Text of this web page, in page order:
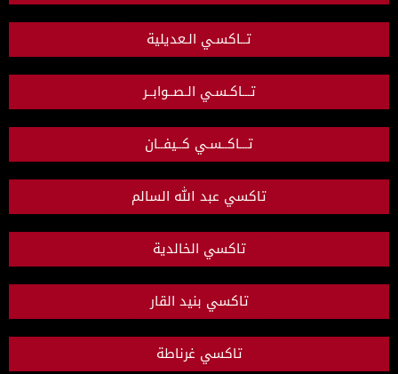
تــاكسـي الـعديلية
تـــاكـسـي الـصــوابــر
تـــاكــسـي كــيفــان
تاكسي عبد الله السالم
تاكسي الخالدية
تاكسي بنيد القار
تاكسي غرناطة